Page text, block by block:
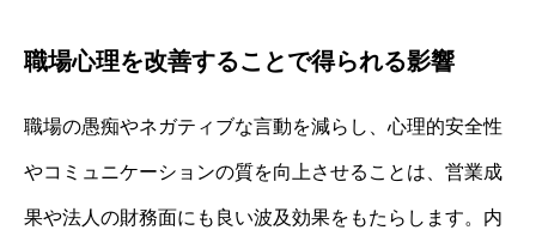
職場心理を改善することで得られる影響
職場の愚痴やネガティブな言動を減らし、心理的安全性
やコミュニケーションの質を向上させることは、営業成
果や法人の財務面にも良い波及効果をもたらします。内